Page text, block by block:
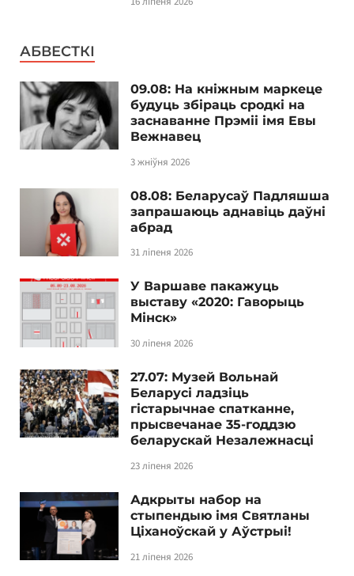
АБВЕСТКІ
09.08: На кніжным маркеце
будуць збіраць сродкі на
заснаванне Прэміі імя Евы
Вежнавец
3 жніўня 2026
08.08: Беларусаў Падляшша
запрашаюць аднавіць даўні
абрад
31 ліпеня 2026
У Варшаве пакажуць
выставу «2020: Гаворыць
Мінск»
30 ліпеня 2026
27.07: Музей Вольнай
Беларусі ладзіць
гістарычнае спатканне,
прысвечанае 35-годдзю
беларускай Незалежнасці
23 ліпеня 2026
Адкрыты набор на
стыпендыю імя Святланы
Ціханоўскай у Аўстрыі!
21 ліпеня 2026